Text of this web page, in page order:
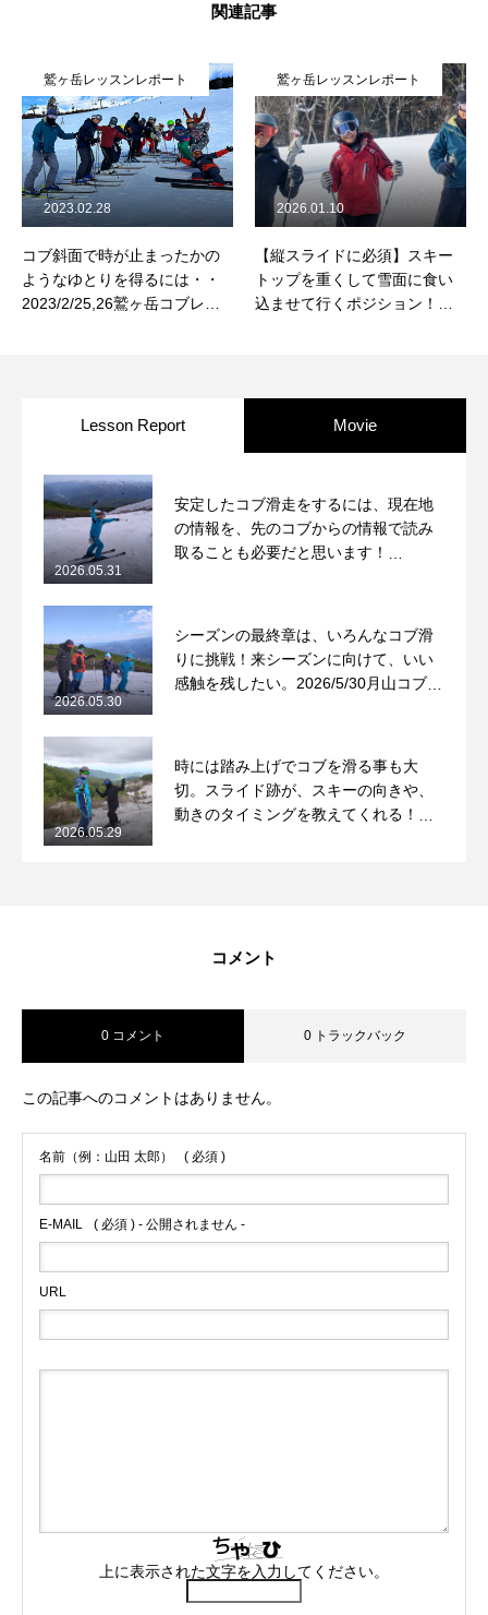
関連記事
鷲ヶ岳レッスンレポート
コブ斜面で時が止まったかの
ようなゆとりを得るには・・
2023/2/25,26鷲ヶ岳コブレッ
2023.02.28
鷲ヶ岳レッスンレポート
【縦スライドに必須】スキー
トップを重くして雪面に食い
込ませて行くポジション！
2026.01.10
Lesson Report Movie
安定したコブ滑走をするには、現在地
の情報を、先のコブからの情報で読み
取ることも必要だと思います！
2026.05.31
シーズンの最終章は、いろんなコブ滑
りに挑戦！来シーズンに向けて、いい
感触を残したい。2026/5/30月山コブレ
2026.05.30
時には踏み上げでコブを滑る事も大
切。スライド跡が、スキーの向きや、
動きのタイミングを教えてくれる！
2026.05.29
コメント
0 コメント 0 トラックバック
この記事へのコメントはありません。
名前（例：山田 太郎） ( 必須 )
E-MAIL ( 必須 ) - 公開されません -
URL
上に表示された文字を入力してください。